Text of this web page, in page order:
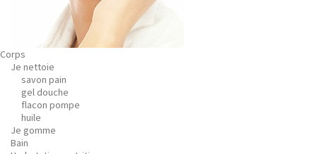
Corps
Je nettoie
savon pain
gel douche
flacon pompe
huile
Je gomme
Bain